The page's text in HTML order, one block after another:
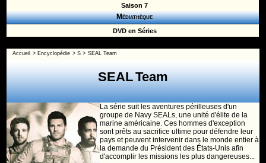
Saison 7
Médiathèque
DVD en Séries
Accueil > Encyclopédie >S > SEAL Team
SEAL Team
La série suit les aventures périlleuses d'un
groupe de Navy SEALs, une unité d'élite de la
marine américaine. Ces hommes d'exception
sont prêts au sacrifice ultime pour défendre leur
pays et peuvent intervenir dans le monde entier à
la demande du Président des États-Unis afin
d'accomplir les missions les plus dangereuses...